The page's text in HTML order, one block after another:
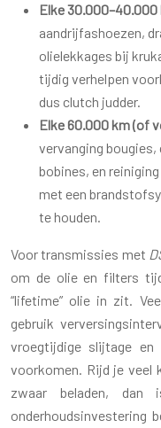
Elke
aandrijfashoezen,
olielekkages bij
tijdig verhelpen
dus clutch judder.
Elke 60.000 km (of
vervanging
bobines, en
met een
te houden.
Voor transmissies met
om de olie en filters
“lifetime” olie in zit.
gebruik
vroegtijdige slijtage en
voorkomen. Rijd je veel
zwaar beladen,
onderhoudsinvestering